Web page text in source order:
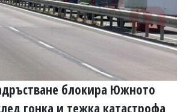
блокира Южното
гонка и тежка катастрофа